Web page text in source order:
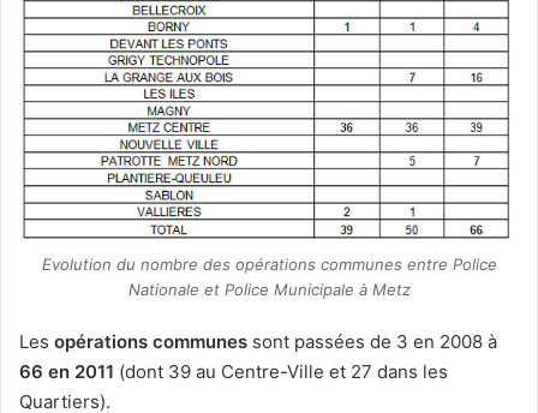
Evolution du nombre des opérations communes entre Police
Nationale et Police Municipale à Metz
Les opérations communes sont passées de 3 en 2008 à
66 en 2011 (dont 39 au Centre-Ville et 27 dans les
Quartiers).